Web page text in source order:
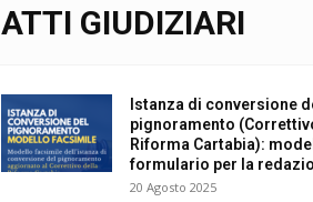
ATTI GIUDIZIARI
Istanza di conversione
pignoramento (Correttivo
Riforma Cartabia):
formulario per la
20 Agosto 2025